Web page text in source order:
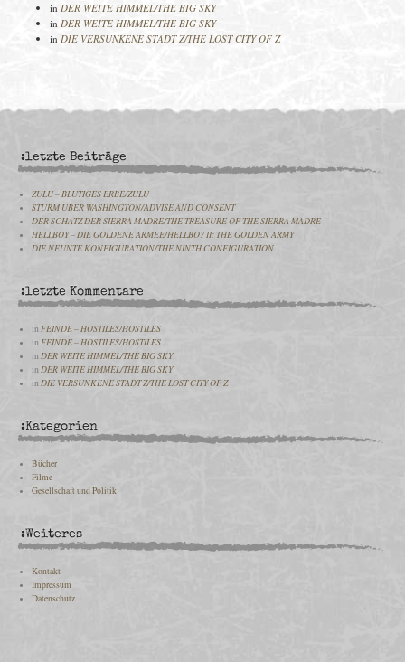
in DER WEITE HIMMEL/THE BIG SKY
in DER WEITE HIMMEL/THE BIG SKY
in DIE VERSUNKENE STADT Z/THE LOST CITY OF Z
:letzte Beiträge
ZULU – BLUTIGES ERBE/ZULU
STURM ÜBER WASHINGTON/ADVISE AND CONSENT
DER SCHATZ DER SIERRA MADRE/THE TREASURE OF THE SIERRA MADRE
HELLBOY – DIE GOLDENE ARMEE/HELLBOY II: THE GOLDEN ARMY
DIE NEUNTE KONFIGURATION/THE NINTH CONFIGURATION
:letzte Kommentare
inFEINDE – HOSTILES/HOSTILES
inFEINDE – HOSTILES/HOSTILES
inDER WEITE HIMMEL/THE BIG SKY
inDER WEITE HIMMEL/THE BIG SKY
inDIE VERSUNKENE STADT Z/THE LOST CITY OF Z
:Kategorien
Bücher
Filme
Gesellschaft und Politik
:Weiteres
Kontakt
Impressum
Datenschutz